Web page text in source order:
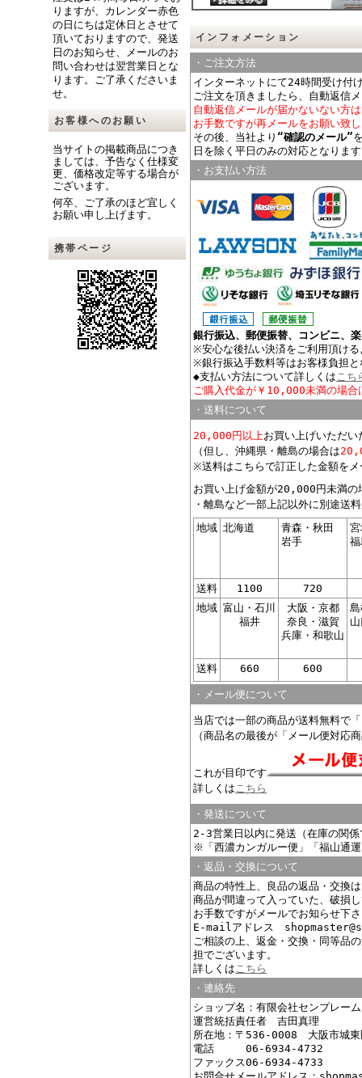
りますが、カレンダー赤色
の日にちは定休日とさせて
頂いておりますので、発送
日のお知らせ、メールのお
問い合わせは翌営業日とな
ります。ご了承くださいま
せ。
お客様へのお願い
当サイトの掲載商品につき
ましては、予告なく仕様変
更、価格改定等する場合が
ございます。
何卒、ご了承のほど宜しく
お願い申し上げます。
携帯ページ
インフォメーション
・ご注文方法
インターネットにて24時間受け付
ご注文を頂きましたら、自動返信
自動返信メールが届かないない方
お手数ですが再メールをお願い致
その後、当社より “確認のメール”
日を除く平日のみの対応となりま
・お支払い方法
銀行振込、郵便振替、コンビニ、
※安心な後払い決済をご利用頂け
※銀行振込手数料等はお客様負担
◆支払い方法について詳しくはこち
ご購入代金が￥10,000未満の場合
・送料について
20,000円以上お買い上げいただ
（但し、沖縄県・離島の場合は
※送料はこちらで訂正した金額を
お買い上げ金額が20,000円未満の
・離島など一部上記以外に別途送
地域 北海道
青森・秋田
岩手
送料 1100
720
地域 富山・石川
福井
大阪・京都
奈良・滋賀
兵庫・和歌山
送料 660 600
・メール便について
当店では一部の商品が送料無料で
（商品名の最後が「メール便対応
これが目印です
詳しくはこちら
・発送について
2-3営業日以内に発送（在庫の関
※「西濃カンガルー便」「福山通
・返品・交換について
商品の特性上、良品の返品・交換
商品が間違って入っていた、破損
お手数ですがメールでお知らせ下
E-mailアドレス
ご相談の上、返金・交換・同等品
担でございます。
詳しくはこちら
・連絡先
ショップ名：有限会社センプレーム
運営統括責任者 吉田真理
所在地：〒536-0008 大阪市城
電話 06-6934-4732
ファックス06-6934-4733